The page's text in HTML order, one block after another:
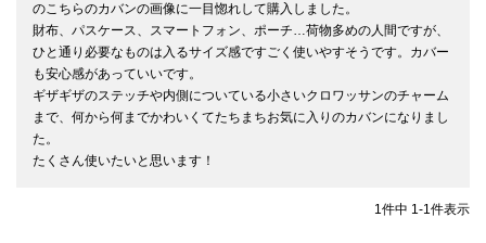
のこちらのカバンの画像に一目惚れして購入しました。
財布、パスケース、スマートフォン、ポーチ…荷物多めの人間ですが、
ひと通り必要なものは入るサイズ感ですごく使いやすそうです。カバー
も安心感があっていいです。
ギザギザのステッチや内側についている小さいクロワッサンのチャーム
まで、何から何までかわいくてたちまちお気に入りのカバンになりまし
た。
たくさん使いたいと思います！
1件中 1-1件表示